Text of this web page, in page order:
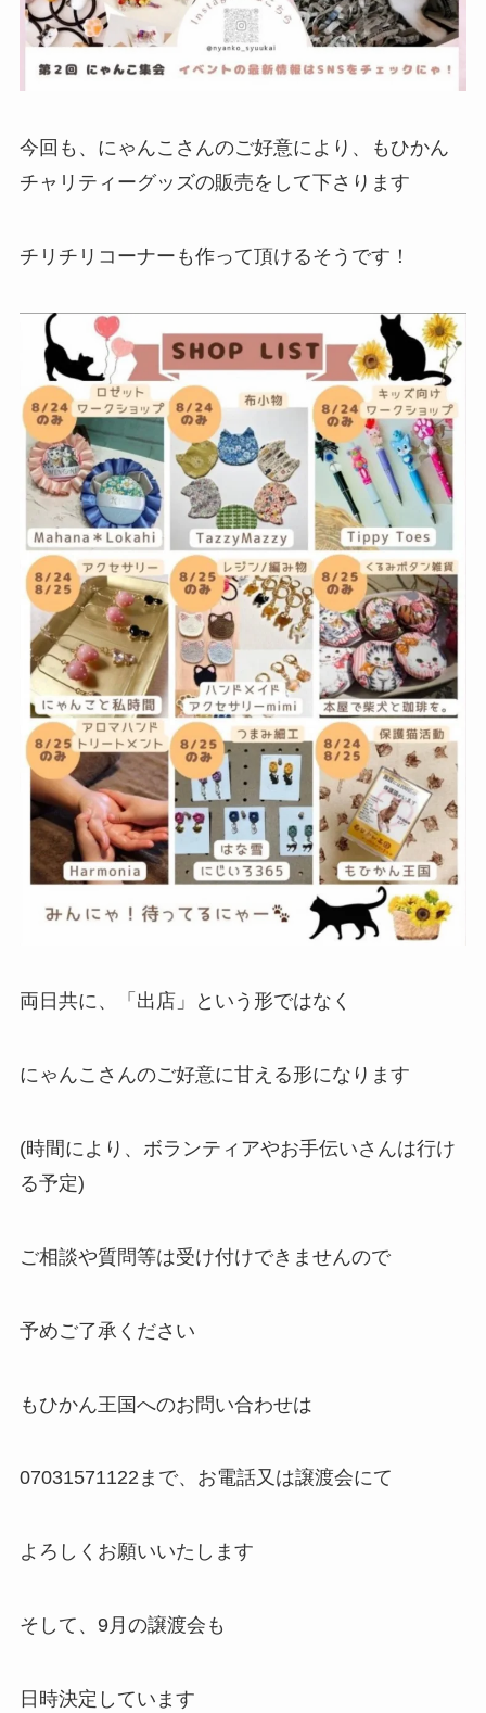
今回も、にゃんこさんのご好意により、もひかん
チャリティーグッズの販売をして下さります
チリチリコーナーも作って頂けるそうです！
両日共に、「出店」という形ではなく
にゃんこさんのご好意に甘える形になります
(時間により、ボランティアやお手伝いさんは行け
る予定)
ご相談や質問等は受け付けできませんので
予めご了承ください
もひかん王国へのお問い合わせは
07031571122まで、お電話又は譲渡会にて
よろしくお願いいたします
そして、9月の譲渡会も
日時決定しています